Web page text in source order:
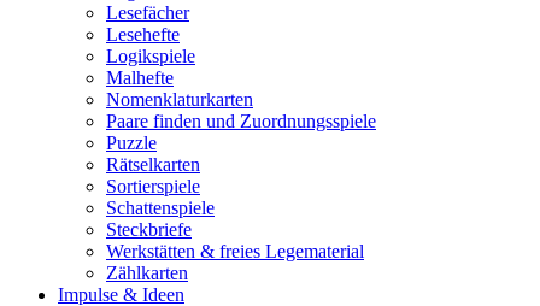
Lesefächer
Lesehefte
Logikspiele
Malhefte
Nomenklaturkarten
Paare finden und Zuordnungsspiele
Puzzle
Rätselkarten
Sortierspiele
Schattenspiele
Steckbriefe
Werkstätten & freies Legematerial
Zählkarten
Impulse & Ideen